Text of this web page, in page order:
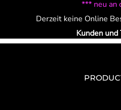
*** neu an
Derzeit keine Online
Kunden